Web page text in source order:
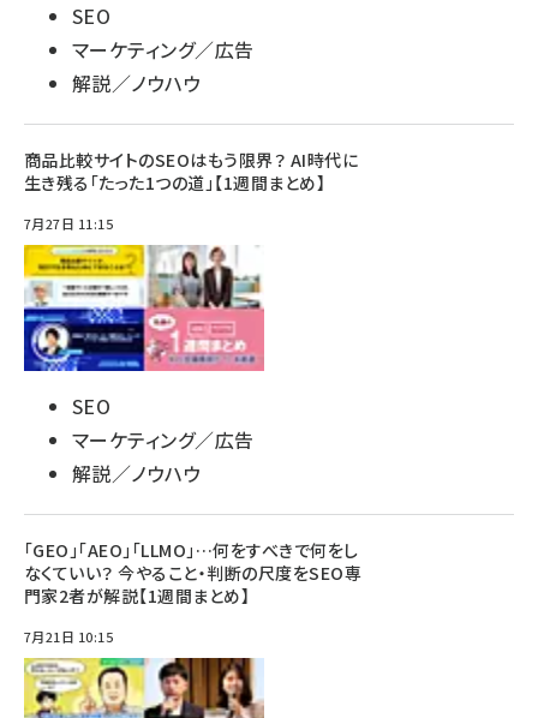
SEO
マーケティング／広告
解説／ノウハウ
商品比較サイトのSEOはもう限界？ AI時代に
生き残る「たった1つの道」【1週間まとめ】
7月27日 11:15
SEO
マーケティング／広告
解説／ノウハウ
「GEO」「AEO」「LLMO」…何をすべきで何をし
なくていい？ 今やること・判断の尺度をSEO専
門家2者が解説【1週間まとめ】
7月21日 10:15